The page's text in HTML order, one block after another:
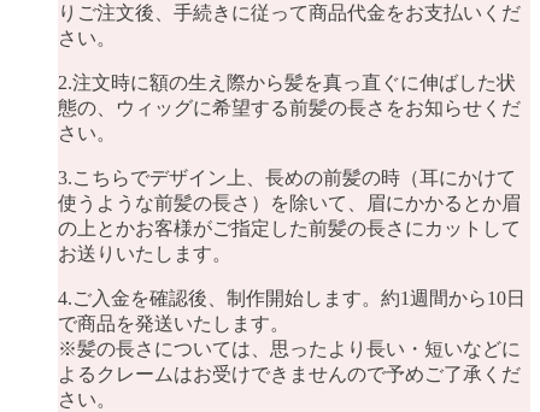
りご注文後、手続きに従って商品代金をお支払いくだ
さい。
2.注文時に額の生え際から髪を真っ直ぐに伸ばした状
態の、ウィッグに希望する前髪の長さをお知らせくだ
さい。
3.こちらでデザイン上、長めの前髪の時（耳にかけて
使うような前髪の長さ）を除いて、眉にかかるとか眉
の上とかお客様がご指定した前髪の長さにカットして
お送りいたします。
4.ご入金を確認後、制作開始します。約1週間から10日
で商品を発送いたします。
※髪の長さについては、思ったより長い・短いなどに
よるクレームはお受けできませんので予めご了承くだ
さい。